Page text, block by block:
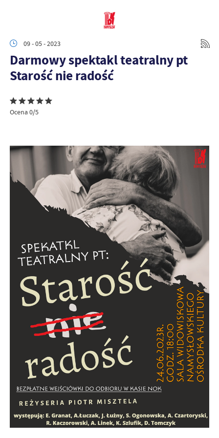
09 - 05 - 2023
Darmowy spektakl teatralny pt
Starość nie radość
Ocena 0/5